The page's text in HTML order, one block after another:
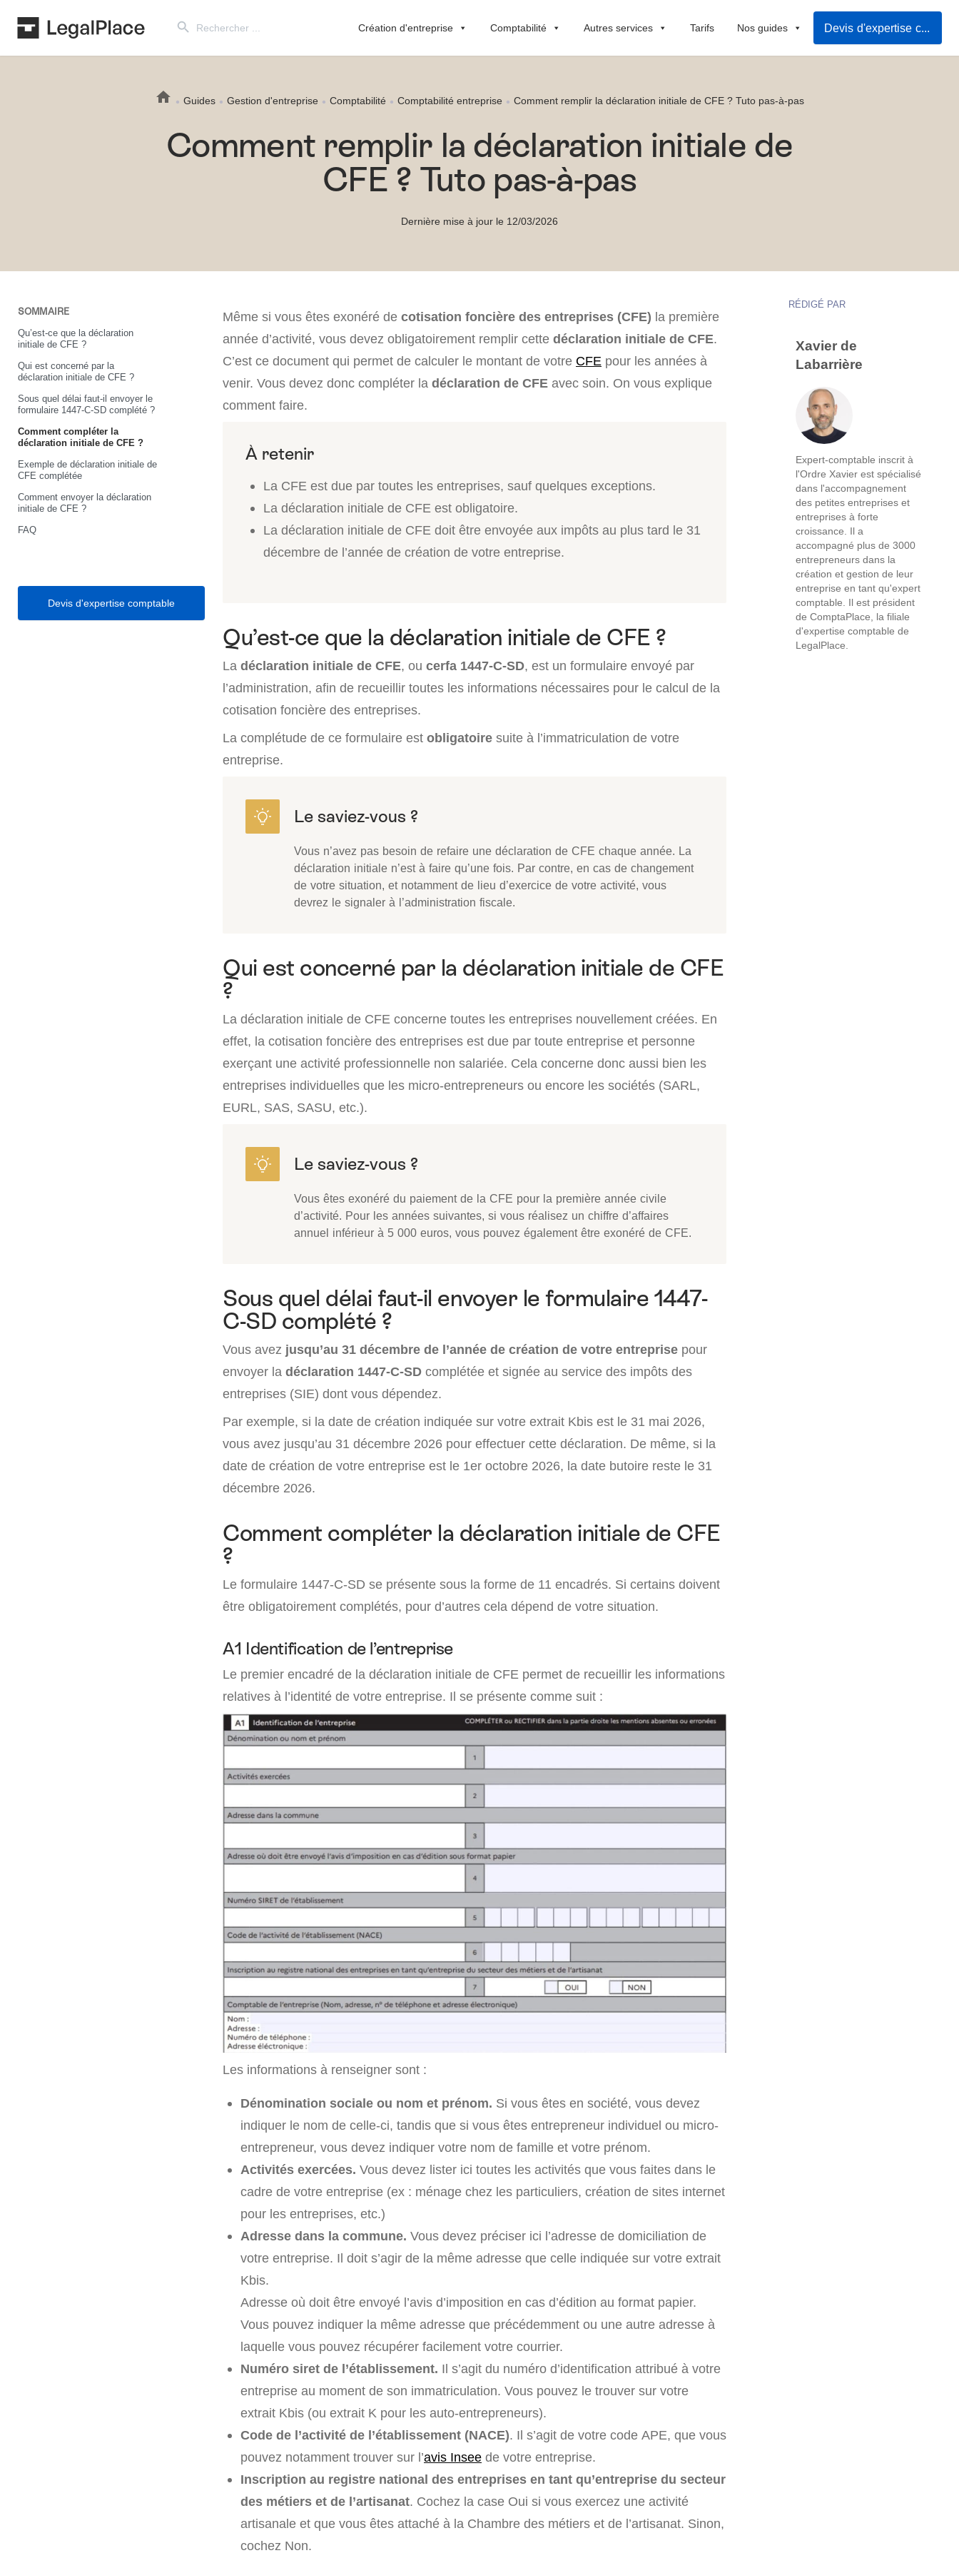
for:
Création d'entreprise Comptabilité Autres services Tarifs Nos guides Devis d'expertise comptable
Guides Gestion d'entreprise Comptabilité Comptabilité entreprise Comment remplir la déclaration initiale de CFE ? Tuto pas-à-pas
Comment remplir la déclaration initiale de
CFE ? Tuto pas-à-pas
Dernière mise à jour le 12/03/2026
SOMMAIRE
Qu’est-ce que la déclaration
initiale de CFE ?
Qui est concerné par la
déclaration initiale de CFE ?
Sous quel délai faut-il envoyer le
formulaire 1447-C-SD complété ?
Comment compléter la
déclaration initiale de CFE ?
Exemple de déclaration initiale de
CFE complétée
Comment envoyer la déclaration
initiale de CFE ?
FAQ
Devis d'expertise comptable
Même si vous êtes exonéré de cotisation foncière des entreprises (CFE) la première
année d’activité, vous devez obligatoirement remplir cette déclaration initiale de CFE.
C’est ce document qui permet de calculer le montant de votre CFE pour les années à
venir. Vous devez donc compléter la déclaration de CFE avec soin. On vous explique
comment faire.
La CFE est due par toutes les entreprises, sauf quelques exceptions.
La déclaration initiale de CFE est obligatoire.
La déclaration initiale de CFE doit être envoyée aux impôts au plus tard le 31
décembre de l’année de création de votre entreprise.
Qu’est-ce que la déclaration initiale de CFE ?
La déclaration initiale de CFE, ou cerfa 1447-C-SD, est un formulaire envoyé par
l’administration, afin de recueillir toutes les informations nécessaires pour le calcul de la
cotisation foncière des entreprises.
La complétude de ce formulaire est obligatoire suite à l’immatriculation de votre
entreprise.
Vous n’avez pas besoin de refaire une déclaration de CFE chaque année. La
déclaration initiale n’est à faire qu’une fois. Par contre, en cas de changement
de votre situation, et notamment de lieu d’exercice de votre activité, vous
devrez le signaler à l’administration fiscale.
Qui est concerné par la déclaration initiale de CFE
?
La déclaration initiale de CFE concerne toutes les entreprises nouvellement créées. En
effet, la cotisation foncière des entreprises est due par toute entreprise et personne
exerçant une activité professionnelle non salariée. Cela concerne donc aussi bien les
entreprises individuelles que les micro-entrepreneurs ou encore les sociétés (SARL,
EURL, SAS, SASU, etc.).
Vous êtes exonéré du paiement de la CFE pour la première année civile
d’activité. Pour les années suivantes, si vous réalisez un chiffre d’affaires
annuel inférieur à 5 000 euros, vous pouvez également être exonéré de CFE.
Sous quel délai faut-il envoyer le formulaire 1447-
C-SD complété ?
Vous avez jusqu’au 31 décembre de l’année de création de votre entreprise pour
envoyer la déclaration 1447-C-SD complétée et signée au service des impôts des
entreprises (SIE) dont vous dépendez.
Par exemple, si la date de création indiquée sur votre extrait Kbis est le 31 mai 2026,
vous avez jusqu’au 31 décembre 2026 pour effectuer cette déclaration. De même, si la
date de création de votre entreprise est le 1er octobre 2026, la date butoire reste le 31
décembre 2026.
Comment compléter la déclaration initiale de CFE
?
Le formulaire 1447-C-SD se présente sous la forme de 11 encadrés. Si certains doivent
être obligatoirement complétés, pour d’autres cela dépend de votre situation.
A1 Identification de l’entreprise
Le premier encadré de la déclaration initiale de CFE permet de recueillir les informations
relatives à l’identité de votre entreprise. Il se présente comme suit :
Les informations à renseigner sont :
Dénomination sociale ou nom et prénom. Si vous êtes en société, vous devez
indiquer le nom de celle-ci, tandis que si vous êtes entrepreneur individuel ou micro-
entrepreneur, vous devez indiquer votre nom de famille et votre prénom.
Activités exercées. Vous devez lister ici toutes les activités que vous faites dans le
cadre de votre entreprise (ex : ménage chez les particuliers, création de sites internet
pour les entreprises, etc.)
Adresse dans la commune. Vous devez préciser ici l’adresse de domiciliation de
votre entreprise. Il doit s’agir de la même adresse que celle indiquée sur votre extrait
Kbis.
Adresse où doit être envoyé l’avis d’imposition en cas d’édition au format papier.
Vous pouvez indiquer la même adresse que précédemment ou une autre adresse à
laquelle vous pouvez récupérer facilement votre courrier.
Numéro siret de l’établissement. Il s’agit du numéro d’identification attribué à votre
entreprise au moment de son immatriculation. Vous pouvez le trouver sur votre
extrait Kbis (ou extrait K pour les auto-entrepreneurs).
Code de l’activité de l’établissement (NACE). Il s’agit de votre code APE, que vous
pouvez notamment trouver sur l’avis Insee de votre entreprise.
Inscription au registre national des entreprises en tant qu’entreprise du secteur
des métiers et de l’artisanat. Cochez la case Oui si vous exercez une activité
artisanale et que vous êtes attaché à la Chambre des métiers et de l’artisanat. Sinon,
cochez Non.
RÉDIGÉ PAR
Xavier de
Labarrière
Expert-comptable inscrit à
l'Ordre Xavier est spécialisé
dans l'accompagnement
des petites entreprises et
entreprises à forte
croissance. Il a
accompagné plus de 3000
entrepreneurs dans la
création et gestion de leur
entreprise en tant qu'expert
comptable. Il est président
de ComptaPlace, la filiale
d'expertise comptable de
LegalPlace.